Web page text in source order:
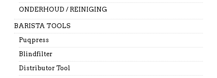
ONDERHOUD / REINIGING
BARISTA TOOLS
Puqpress
Blindfilter
Distributor Tool